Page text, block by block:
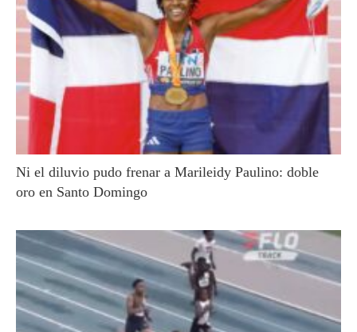
Ni el diluvio pudo frenar a Marileidy Paulino: doble
oro en Santo Domingo